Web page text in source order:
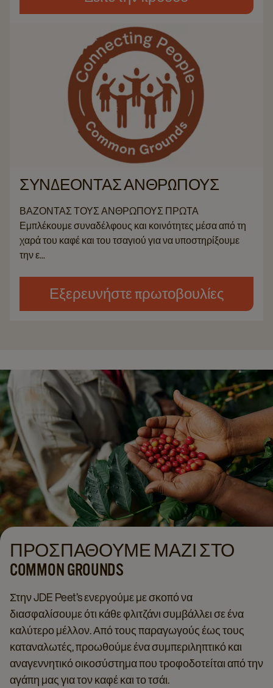
ΣΥΝΔΕΟΝΤΑΣ ΑΝΘΡΩΠΟΥΣ
ΒΑΖΟΝΤΑΣ ΤΟΥΣ ΑΝΘΡΩΠΟΥΣ ΠΡΩΤΑ
Εμπλέκουμε συναδέλφους και κοινότητες μέσα από τη
χαρά του καφέ και του τσαγιού για να υποστηρίξουμε
την ε...
Εξερευνήστε πρωτοβουλίες
ΠΡΟΣΠΑΘΟΎΜΕ ΜΑΖΊ ΣΤΟ
COMMON GROUNDS
Στην JDE Peet’s ενεργούμε με σκοπό να
διασφαλίσουμε ότι κάθε φλιτζάνι συμβάλλει σε ένα
καλύτερο μέλλον. Από τους παραγωγούς έως τους
καταναλωτές, προωθούμε ένα συμπεριληπτικό και
αναγεννητικό οικοσύστημα που τροφοδοτείται από την
αγάπη μας για τον καφέ και το τσάι.